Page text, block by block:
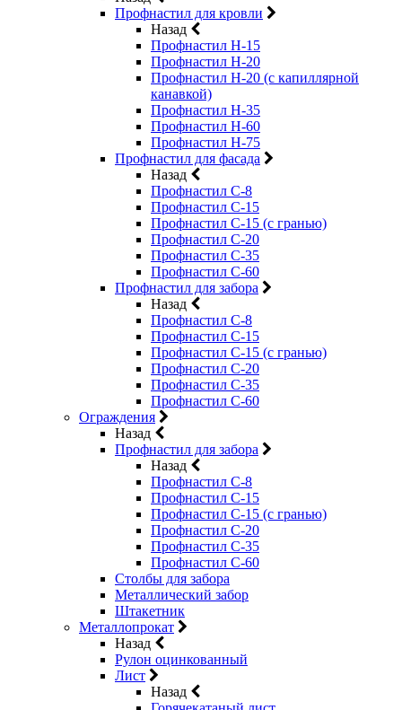
Профнастил для кровли
Назад
Профнастил Н-15
Профнастил Н-20
Профнастил Н-20 (с капиллярной
канавкой)
Профнастил Н-35
Профнастил Н-60
Профнастил Н-75
Профнастил для фасада
Назад
Профнастил С-8
Профнастил С-15
Профнастил С-15 (с гранью)
Профнастил С-20
Профнастил С-35
Профнастил С-60
Профнастил для забора
Назад
Профнастил С-8
Профнастил С-15
Профнастил С-15 (с гранью)
Профнастил С-20
Профнастил С-35
Профнастил С-60
Ограждения
Назад
Профнастил для забора
Назад
Профнастил С-8
Профнастил С-15
Профнастил С-15 (с гранью)
Профнастил С-20
Профнастил С-35
Профнастил С-60
Столбы для забора
Металлический забор
Штакетник
Металлопрокат
Назад
Рулон оцинкованный
Лист
Назад